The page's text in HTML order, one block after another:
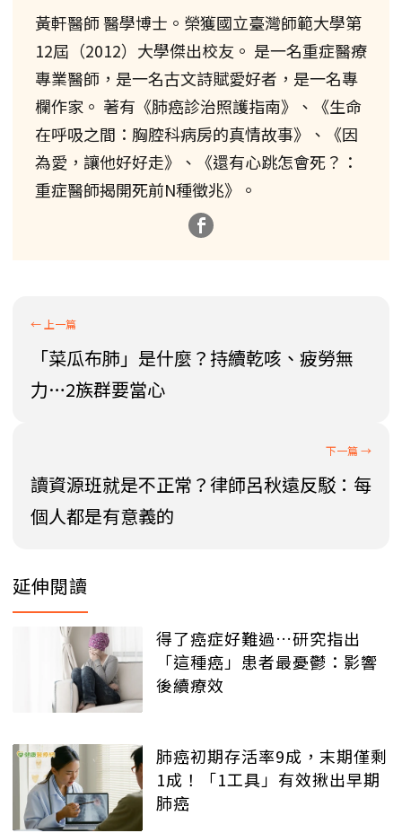
黃軒醫師 醫學博士。榮獲國立臺灣師範大學第
12屆（2012）大學傑出校友。 是一名重症醫療
專業醫師，是一名古文詩賦愛好者，是一名專
欄作家。 著有《肺癌診治照護指南》、《生命
在呼吸之間：胸腔科病房的真情故事》、《因
為愛，讓他好好走》、《還有心跳怎會死？：
重症醫師揭開死前N種徵兆》。
「菜瓜布肺」是什麼？持續乾咳、疲勞無
力…2族群要當心
讀資源班就是不正常？律師呂秋遠反駁：每
個人都是有意義的
延伸閱讀
得了癌症好難過…研究指出
「這種癌」患者最憂鬱：影響
後續療效
肺癌初期存活率9成，末期僅剩
1成！「1工具」有效揪出早期
肺癌